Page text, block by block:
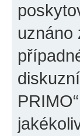
uznáno